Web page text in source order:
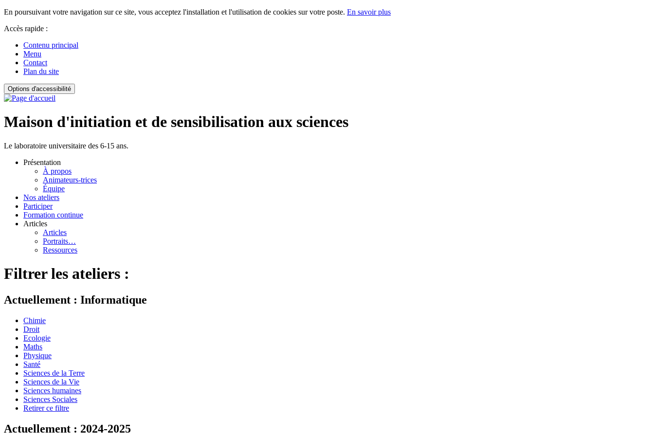
En poursuivant votre navigation sur ce site, vous acceptez l'installation et l'utilisation de cookies sur votre poste. En savoir plus
Accès rapide :
Contenu principal
Menu
Contact
Plan du site
Options d'accessibilité
Maison d'initiation et de sensibilisation aux sciences
Le laboratoire universitaire des 6-15 ans.
Présentation
À propos
Animateurs-trices
Équipe
Nos ateliers
Participer
Formation continue
Articles
Articles
Portraits…
Ressources
Filtrer les ateliers :
Actuellement : Informatique
Chimie
Droit
Ecologie
Maths
Physique
Santé
Sciences de la Terre
Sciences de la Vie
Sciences humaines
Sciences Sociales
Retirer ce filtre
Actuellement : 2024-2025